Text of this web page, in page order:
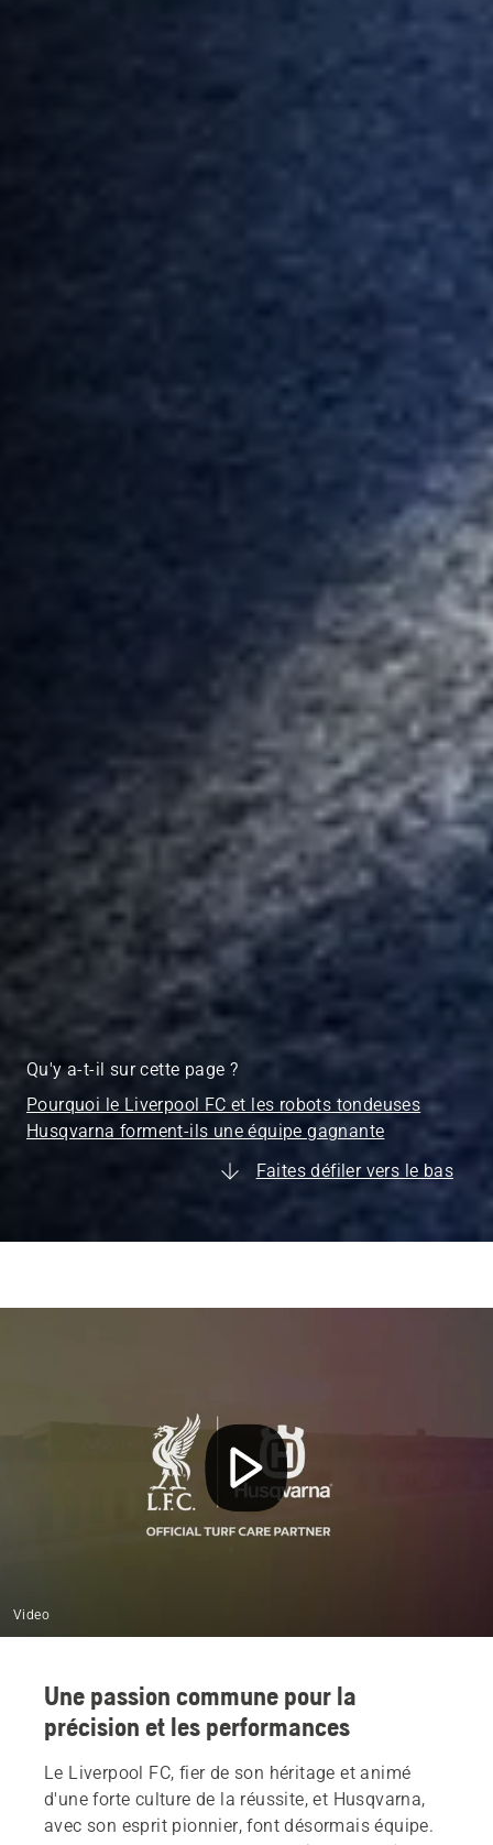
Qu'y a-t-il sur cette page ?
Pourquoi le Liverpool FC et les robots tondeuses
Husqvarna forment-ils une équipe gagnante
Faites défiler vers le bas
Video
Une passion commune pour la
précision et les performances
Le Liverpool FC, fier de son héritage et animé
d'une forte culture de la réussite, et Husqvarna,
avec son esprit pionnier, font désormais équipe.